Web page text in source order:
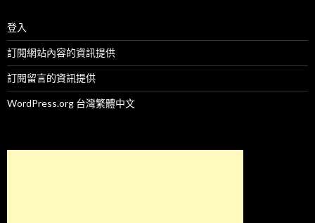
登入
訂閱網站內容的資訊提供
訂閱留言的資訊提供
WordPress.org 台灣繁體中文